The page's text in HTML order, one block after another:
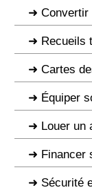
Convertir
Recueils
Cartes
Équiper
Louer un
Financer
Sécurité